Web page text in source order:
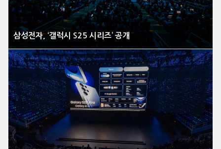
삼성전자, ‘갤럭시 S25 시리즈’ 공개